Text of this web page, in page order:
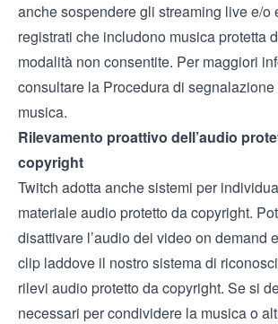
anche sospendere gli streaming live e/o
registrati che includono musica protetta
modalità non consentite. Per maggiori
consultare la Procedura di
musica.
Rilevamento proattivo dell’audio
copyright
Twitch adotta anche sistemi per
materiale audio protetto da copyright.
disattivare l’audio dei video on demand
clip laddove il nostro sistema di
rilevi audio protetto da copyright. Se si
necessari per condividere la musica o